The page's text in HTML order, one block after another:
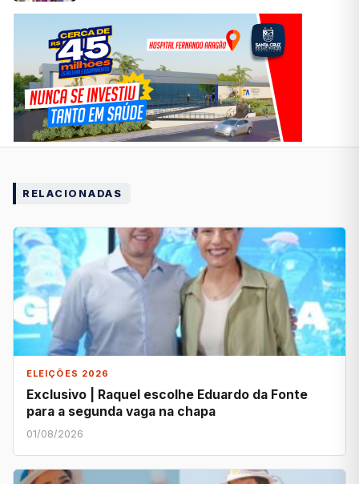
RELACIONADAS
ELEIÇÕES 2026
Exclusivo | Raquel escolhe Eduardo da Fonte
para a segunda vaga na chapa
01/08/2026